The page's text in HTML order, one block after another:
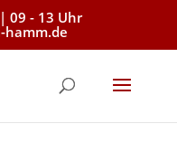
09 - 13 Uhr
hamm.de